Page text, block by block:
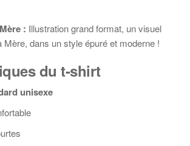
: Illustration grand format, un visuel
Mère, dans un style épuré et moderne !
du t-shirt
unisexe